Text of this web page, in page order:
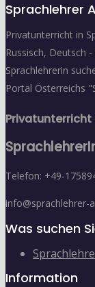
Sprachlehrer
Privatunterricht in
Russisch, Deutsch
Sprachlehrerin
Portal Österreichs
Privatunterricht
Telefon: +49-
info@sprachlehrer-
Was suchen
Information